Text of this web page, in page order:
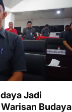
Jadi
Budaya